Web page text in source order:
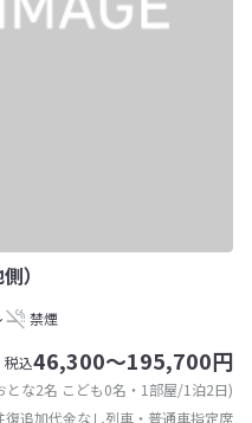
）
禁煙
税込46,300～195,700円
とな2名 こども0名・1部屋/1泊2日)
復追加代金なし列車・普通車指定席